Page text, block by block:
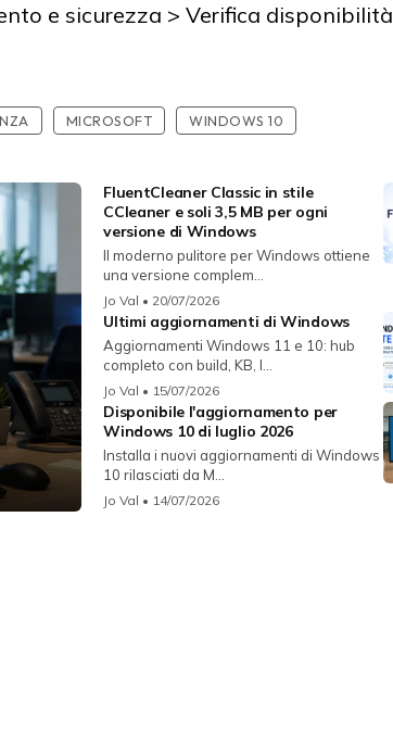
e sicurezza > Verifica disponibilità
MICROSOFT WINDOWS 10
FluentCleaner Classic in stile
CCleaner e soli 3,5 MB per ogni
versione di Windows
Il moderno pulitore per Windows ottiene
una versione complem...
Jo Val • 20/07/2026
Ultimi aggiornamenti di Windows
Aggiornamenti Windows 11 e 10: hub
completo con build, KB, l...
Jo Val • 15/07/2026
Disponibile l'aggiornamento per
Windows 10 di luglio 2026
Installa i nuovi aggiornamenti di Windows
10 rilasciati da M...
Jo Val • 14/07/2026